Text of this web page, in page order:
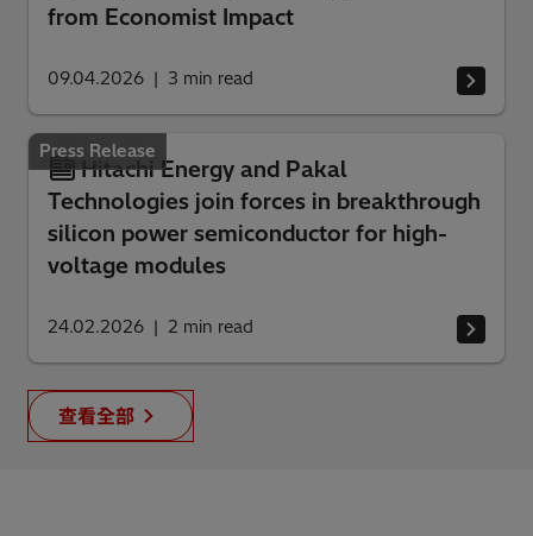
from Economist Impact
09.04.2026 3 min read
Press Release
Hitachi Energy and Pakal
Technologies join forces in breakthrough
silicon power semiconductor for high-
voltage modules
24.02.2026 2 min read
查看全部